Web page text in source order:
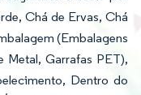
Chá de Ervas, Chá
(Embalagens
Metal, Garrafas PET),
Dentro do